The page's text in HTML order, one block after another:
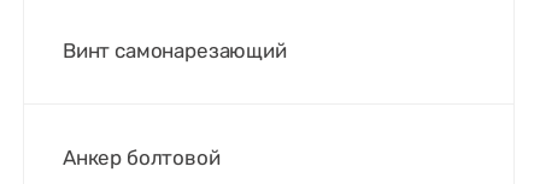
Винт самонарезающий
Анкер болтовой